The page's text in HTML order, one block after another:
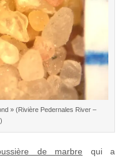
» (Rivière Pedernales River –
de marbre qui a